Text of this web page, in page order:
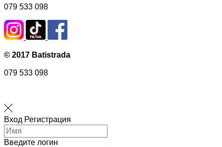
079 533 098
© 2017 Batistrada
079 533 098
Вход Регистрация
Введите логин